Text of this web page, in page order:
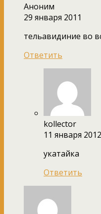
Аноним
29 января 2011
тельавидиние во
Ответить
kollector
11 января 2012
укатайка
Ответить